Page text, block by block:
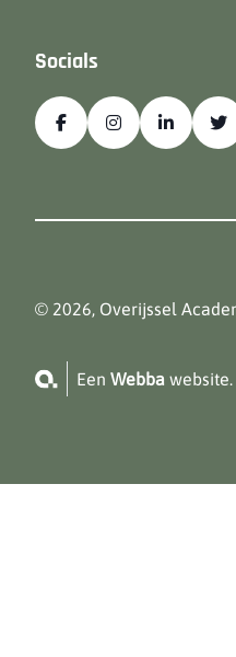
Socials
© 2026, Overijssel
EenWebba website.